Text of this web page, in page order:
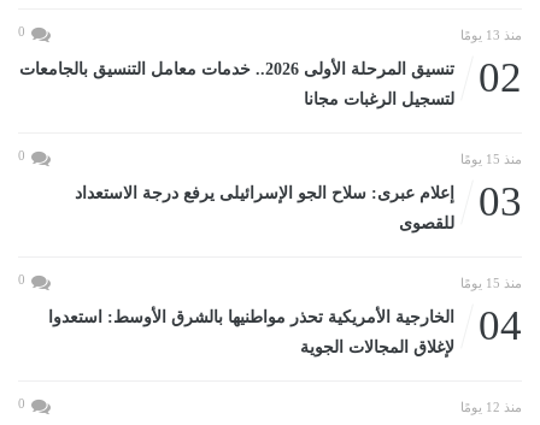
منذ 13 يومًا 0
02
تنسيق المرحلة الأولى 2026.. خدمات معامل التنسيق بالجامعات
لتسجيل الرغبات مجانا
منذ 15 يومًا 0
03
إعلام عبرى: سلاح الجو الإسرائيلى يرفع درجة الاستعداد
للقصوى
منذ 15 يومًا 0
04
الخارجية الأمريكية تحذر مواطنيها بالشرق الأوسط: استعدوا
لإغلاق المجالات الجوية
منذ 12 يومًا 0